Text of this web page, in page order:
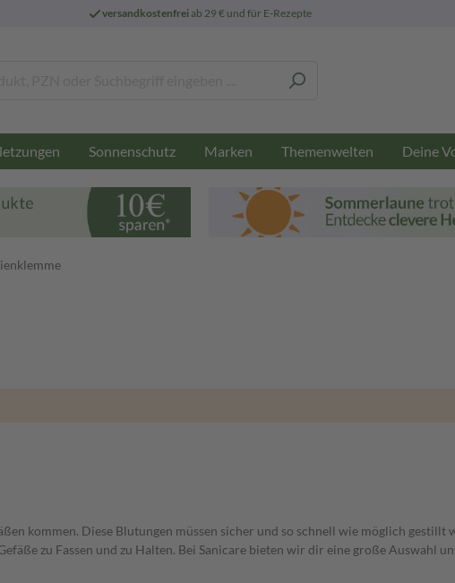
versandkostenfreiab 29 € und für E-Rezepte
Sonnenschutz Marken Themenwelten Deine
kommen. Diese Blutungen müssen sicher und so schnell wie möglich
zu Fassen und zu Halten. Bei Sanicare bieten wir dir eine große Auswahl